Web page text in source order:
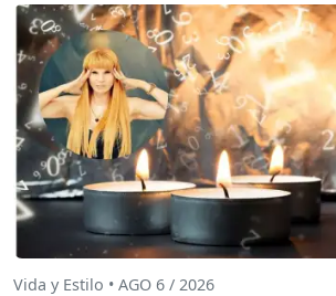
Vida y Estilo • AGO 6 / 2026